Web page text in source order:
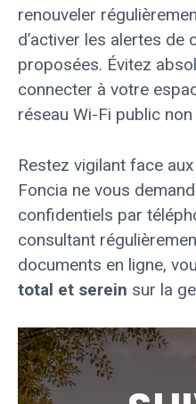
renouveler
d’activer les alertes de
proposées. Évitez
connecter à votre
réseau Wi-Fi public
Restez vigilant face
Foncia ne vous
confidentiels par
consultant
documents en ligne,
total et serein sur la